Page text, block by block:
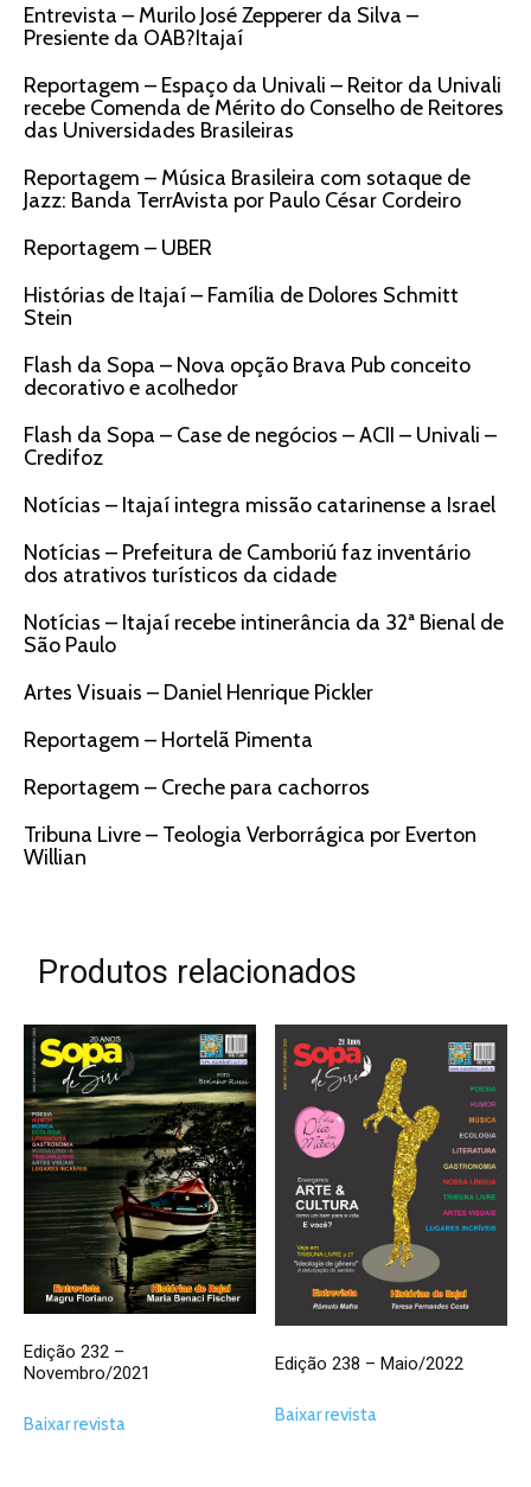
Entrevista – Murilo José Zepperer da Silva –
Presiente da OAB?Itajaí
Reportagem – Espaço da Univali – Reitor da Univali
recebe Comenda de Mérito do Conselho de Reitores
das Universidades Brasileiras
Reportagem – Música Brasileira com sotaque de
Jazz: Banda TerrAvista por Paulo César Cordeiro
Reportagem – UBER
Histórias de Itajaí – Família de Dolores Schmitt
Stein
Flash da Sopa – Nova opção Brava Pub conceito
decorativo e acolhedor
Flash da Sopa – Case de negócios – ACII – Univali –
Credifoz
Notícias – Itajaí integra missão catarinense a Israel
Notícias – Prefeitura de Camboriú faz inventário
dos atrativos turísticos da cidade
Notícias – Itajaí recebe intinerância da 32ª Bienal de
São Paulo
Artes Visuais – Daniel Henrique Pickler
Reportagem – Hortelã Pimenta
Reportagem – Creche para cachorros
Tribuna Livre – Teologia Verborrágica por Everton
Willian
Produtos relacionados
Edição 232 –
Novembro/2021
Baixar revista
Edição 238 – Maio/2022
Baixar revista